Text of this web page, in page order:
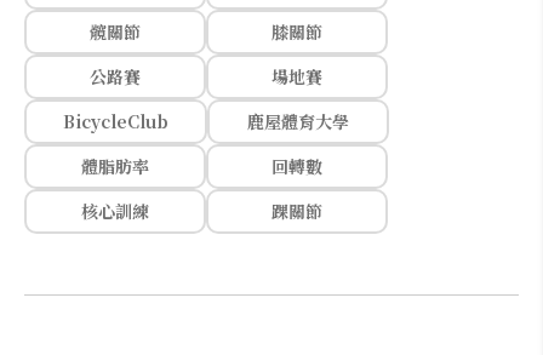
髖關節
膝關節
公路賽
場地賽
BicycleClub
鹿屋體育大學
體脂肪率
回轉數
核心訓練
踝關節